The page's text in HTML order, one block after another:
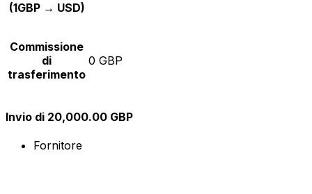
(1GBP → USD)
Commissione
di
trasferimento
0 GBP
Invio di 20,000.00 GBP
Fornitore